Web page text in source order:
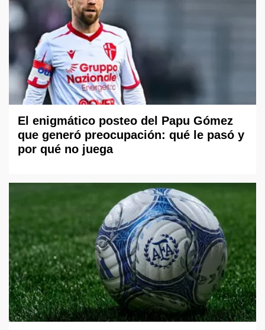
El enigmático posteo del Papu Gómez
que generó preocupación: qué le pasó y
por qué no juega